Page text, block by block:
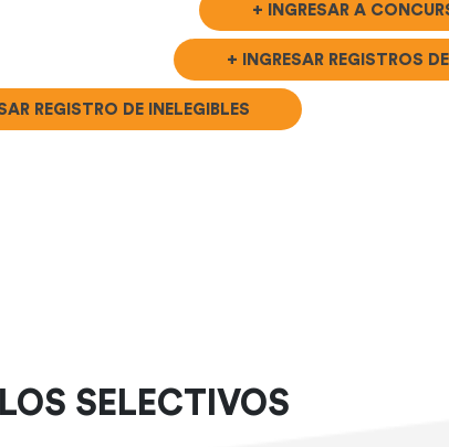
+ INGRESAR A
+ INGRESAR REGISTROS
REGISTRO DE INELEGIBLES
SELECTIVOS